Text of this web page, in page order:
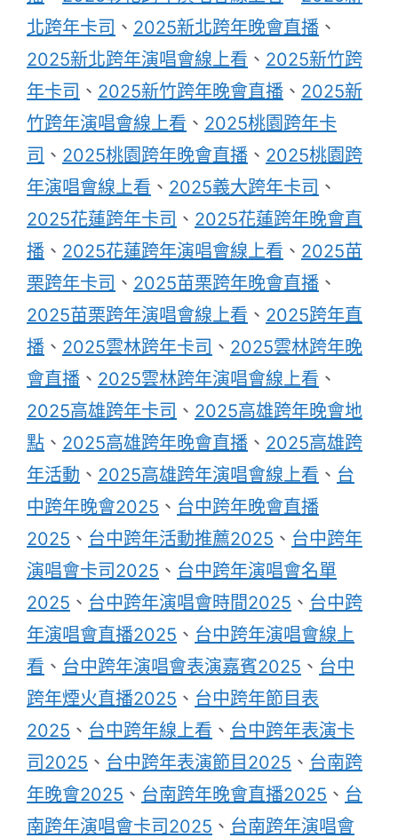
北跨年卡司 、 2025新北跨年晚會直播 、
2025新北跨年演唱會線上看 、 2025新竹跨
年卡司 、 2025新竹跨年晚會直播 、 2025新
竹跨年演唱會線上看 、 2025桃園跨年卡
司 、 2025桃園跨年晚會直播 、 2025桃園跨
年演唱會線上看 、 2025義大跨年卡司 、
2025花蓮跨年卡司 、 2025花蓮跨年晚會直
播 、 2025花蓮跨年演唱會線上看 、 2025苗
栗跨年卡司 、 2025苗栗跨年晚會直播 、
2025苗栗跨年演唱會線上看 、 2025跨年直
播 、 2025雲林跨年卡司 、 2025雲林跨年晚
會直播 、 2025雲林跨年演唱會線上看 、
2025高雄跨年卡司 、 2025高雄跨年晚會地
點 、 2025高雄跨年晚會直播 、 2025高雄跨
年活動 、 2025高雄跨年演唱會線上看 、 台
中跨年晚會2025 、 台中跨年晚會直播
2025 、 台中跨年活動推薦2025 、 台中跨年
演唱會卡司2025 、 台中跨年演唱會名單
2025 、 台中跨年演唱會時間2025 、 台中跨
年演唱會直播2025 、 台中跨年演唱會線上
看 、 台中跨年演唱會表演嘉賓2025 、 台中
跨年煙火直播2025 、 台中跨年節目表
2025 、 台中跨年線上看 、 台中跨年表演卡
司2025 、 台中跨年表演節目2025 、 台南跨
年晚會2025 、 台南跨年晚會直播2025 、 台
南跨年演唱會卡司2025 、 台南跨年演唱會